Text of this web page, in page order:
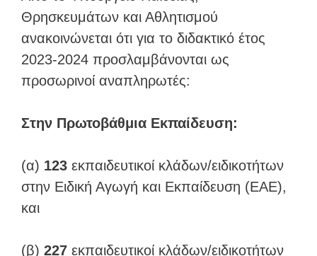
Θρησκευμάτων και Αθλητισμού
ανακοινώνεται ότι για το διδακτικό έτος
2023-2024 προσλαμβάνονται ως
προσωρινοί αναπληρωτές:
Στην Πρωτοβάθμια Εκπαίδευση:
(α) 123 εκπαιδευτικοί κλάδων/ειδικοτήτων
στην Ειδική Αγωγή και Εκπαίδευση (ΕΑΕ),
και
(β) 227 εκπαιδευτικοί κλάδων/ειδικοτήτων